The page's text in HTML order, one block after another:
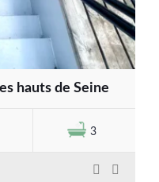
hauts de Seine
3